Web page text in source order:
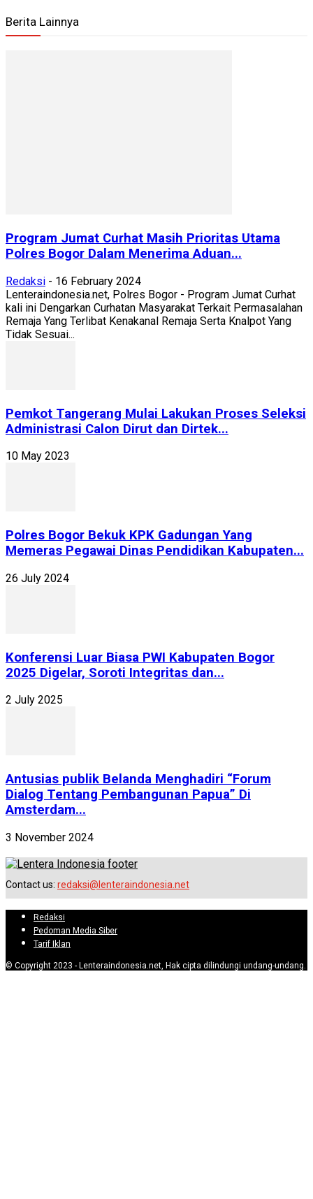
Berita Lainnya
Program Jumat Curhat Masih Prioritas Utama
Polres Bogor Dalam Menerima Aduan...
Redaksi - 16 February 2024
Lenteraindonesia.net, Polres Bogor - Program Jumat Curhat
kali ini Dengarkan Curhatan Masyarakat Terkait Permasalahan
Remaja Yang Terlibat Kenakanal Remaja Serta Knalpot Yang
Tidak Sesuai...
Pemkot Tangerang Mulai Lakukan Proses Seleksi
Administrasi Calon Dirut dan Dirtek...
10 May 2023
Polres Bogor Bekuk KPK Gadungan Yang
Memeras Pegawai Dinas Pendidikan Kabupaten...
26 July 2024
Konferensi Luar Biasa PWI Kabupaten Bogor
2025 Digelar, Soroti Integritas dan...
2 July 2025
Antusias publik Belanda Menghadiri “Forum
Dialog Tentang Pembangunan Papua” Di
Amsterdam...
3 November 2024
Contact us: redaksi@lenteraindonesia.net
Redaksi
Pedoman Media Siber
Tarif Iklan
© Copyright 2023 - Lenteraindonesia.net, Hak cipta dilindungi undang-undang.